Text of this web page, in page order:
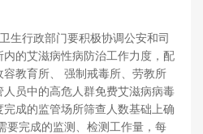
生行政部门要积极协调公安和司
的艾滋病性病防治工作力度，配
教育所、 强制戒毒所、劳教所
员中的高危人群免费艾滋病病毒
成的监管场所筛查人数基础上确
要完成的监测、检测工作量，每